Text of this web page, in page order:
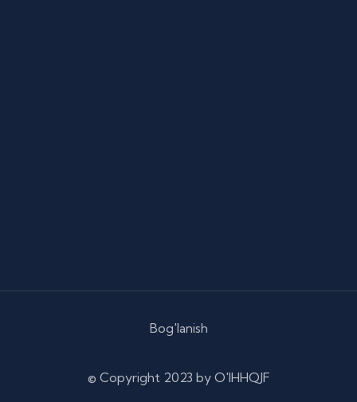
© Copyright 2023 by O'IHHQJF
Bog'lanish